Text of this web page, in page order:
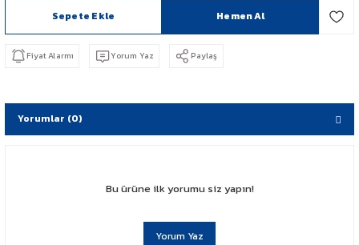
CB 125 F
CBR 250
CRF 250 RALLY
Sepete Ekle Hemen Al
Fiyat Alarmı Yorum Yaz Paylaş
Yorumlar (0)
Bu ürüne ilk yorumu siz yapın!
Yorum Yaz